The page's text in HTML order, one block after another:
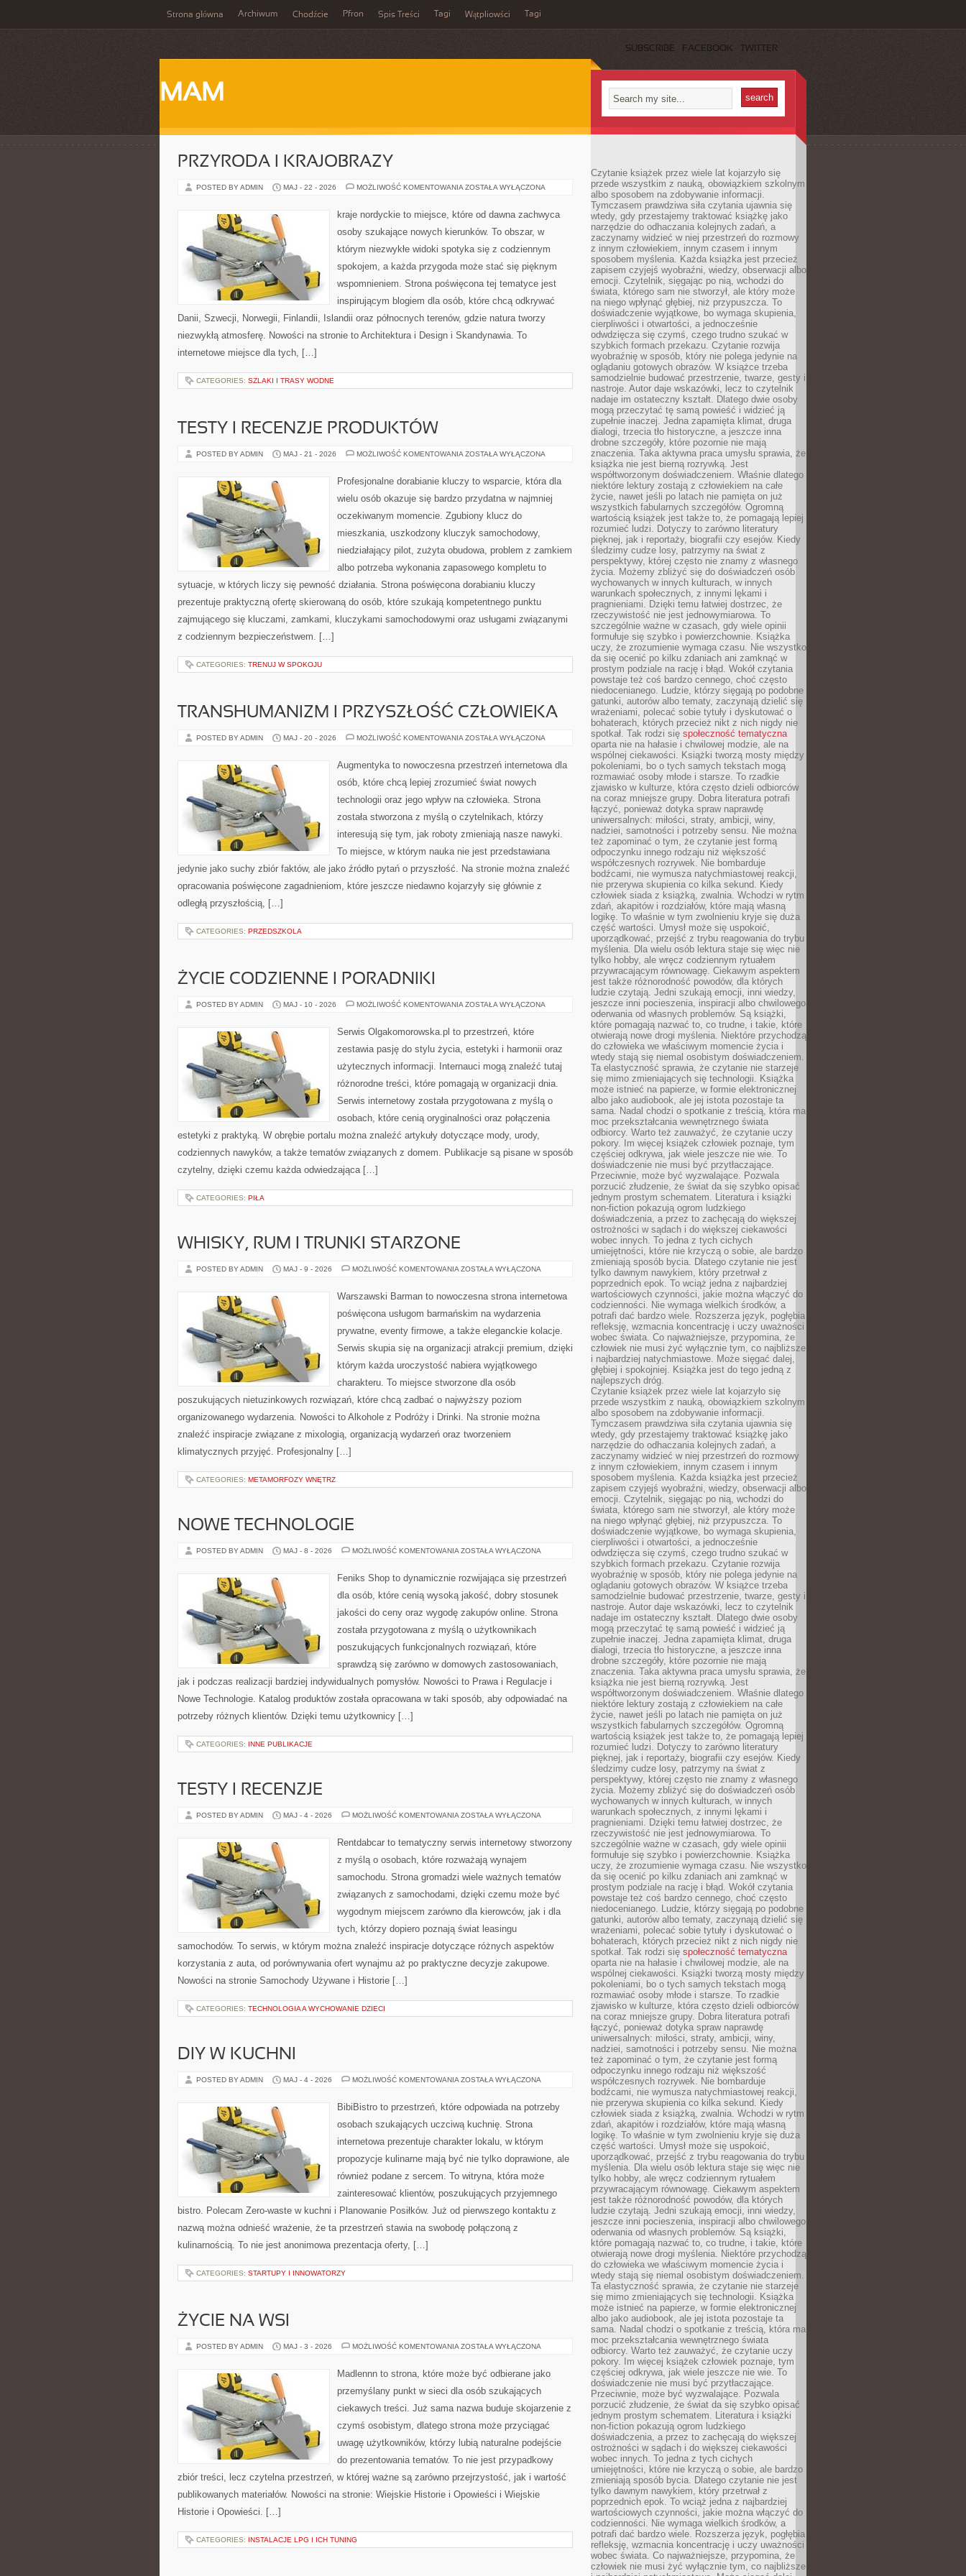
Strona główna Archiwum Chodźcie Pfron Spis Treści Tagi Wątpliowści Tagi
SUBSCRIBE FACEBOOK TWITTER
MAM
PRZYRODA I KRAJOBRAZY
POSTED BY ADMIN MAJ - 22 - 2026 MOŻLIWOŚĆ KOMENTOWANIA PRZYRODA
ZOSTAŁA WYŁĄCZONA
kraje nordyckie to miejsce, które od dawna zachwyca
osoby szukające nowych kierunków. To obszar, w
którym niezwykłe widoki spotyka się z codziennym
spokojem, a każda przygoda może stać się pięknym
wspomnieniem. Strona poświęcona tej tematyce jest
inspirującym blogiem dla osób, które chcą odkrywać
Danii, Szwecji, Norwegii, Finlandii, Islandii oraz północnych terenów, gdzie natura tworzy
niezwykłą atmosferę. Nowości na stronie to Architektura i Design i Skandynawia. To
internetowe miejsce dla tych, […]
CATEGORIES: SZLAKI I TRASY WODNE
TESTY I RECENZJE PRODUKTÓW
POSTED BY ADMIN MAJ - 21 - 2026 MOŻLIWOŚĆ KOMENTOWANIA TESTY
PRODUKTÓW
ZOSTAŁA WYŁĄCZONA
Profesjonalne dorabianie kluczy to wsparcie, która dla
wielu osób okazuje się bardzo przydatna w najmniej
oczekiwanym momencie. Zgubiony klucz do
mieszkania, uszkodzony kluczyk samochodowy,
niedziałający pilot, zużyta obudowa, problem z zamkiem
albo potrzeba wykonania zapasowego kompletu to
sytuacje, w których liczy się pewność działania. Strona poświęcona dorabianiu kluczy
prezentuje praktyczną ofertę skierowaną do osób, które szukają kompetentnego punktu
zajmującego się kluczami, zamkami, kluczykami samochodowymi oraz usługami związanymi
z codziennym bezpieczeństwem. […]
CATEGORIES: TRENUJ W SPOKOJU
TRANSHUMANIZM I PRZYSZŁOŚĆ CZŁOWIEKA
POSTED BY ADMIN MAJ - 20 - 2026 MOŻLIWOŚĆ KOMENTOWANIA TRANSHUMANIZM
CZŁOWIEKA
ZOSTAŁA WYŁĄCZONA
Augmentyka to nowoczesna przestrzeń internetowa dla
osób, które chcą lepiej zrozumieć świat nowych
technologii oraz jego wpływ na człowieka. Strona
została stworzona z myślą o czytelnikach, którzy
interesują się tym, jak roboty zmieniają nasze nawyki.
To miejsce, w którym nauka nie jest przedstawiana
jedynie jako suchy zbiór faktów, ale jako źródło pytań o przyszłość. Na stronie można znaleźć
opracowania poświęcone zagadnieniom, które jeszcze niedawno kojarzyły się głównie z
odległą przyszłością, […]
CATEGORIES: PRZEDSZKOLA
ŻYCIE CODZIENNE I PORADNIKI
POSTED BY ADMIN MAJ - 10 - 2026 MOŻLIWOŚĆ KOMENTOWANIA ŻYCIE
PORADNIKI
ZOSTAŁA WYŁĄCZONA
Serwis Olgakomorowska.pl to przestrzeń, które
zestawia pasję do stylu życia, estetyki i harmonii oraz
użytecznych informacji. Internauci mogą znaleźć tutaj
różnorodne treści, które pomagają w organizacji dnia.
Serwis internetowy została przygotowana z myślą o
osobach, które cenią oryginalności oraz połączenia
estetyki z praktyką. W obrębie portalu można znaleźć artykuły dotyczące mody, urody,
codziennych nawyków, a także tematów związanych z domem. Publikacje są pisane w sposób
czytelny, dzięki czemu każda odwiedzająca […]
CATEGORIES: PIŁA
WHISKY, RUM I TRUNKI STARZONE
POSTED BY ADMIN MAJ - 9 - 2026 MOŻLIWOŚĆ KOMENTOWANIA WHISKY,
STARZONE
ZOSTAŁA WYŁĄCZONA
Warszawski Barman to nowoczesna strona internetowa
poświęcona usługom barmańskim na wydarzenia
prywatne, eventy firmowe, a także eleganckie kolacje.
Serwis skupia się na organizacji atrakcji premium, dzięki
którym każda uroczystość nabiera wyjątkowego
charakteru. To miejsce stworzone dla osób
poszukujących nietuzinkowych rozwiązań, które chcą zadbać o najwyższy poziom
organizowanego wydarzenia. Nowości to Alkohole z Podróży i Drinki. Na stronie można
znaleźć inspiracje związane z mixologią, organizacją wydarzeń oraz tworzeniem
klimatycznych przyjęć. Profesjonalny […]
CATEGORIES: METAMORFOZY WNĘTRZ
NOWE TECHNOLOGIE
POSTED BY ADMIN MAJ - 8 - 2026 MOŻLIWOŚĆ KOMENTOWANIA NOWE
ZOSTAŁA WYŁĄCZONA
Feniks Shop to dynamicznie rozwijająca się przestrzeń
dla osób, które cenią wysoką jakość, dobry stosunek
jakości do ceny oraz wygodę zakupów online. Strona
została przygotowana z myślą o użytkownikach
poszukujących funkcjonalnych rozwiązań, które
sprawdzą się zarówno w domowych zastosowaniach,
jak i podczas realizacji bardziej indywidualnych pomysłów. Nowości to Prawa i Regulacje i
Nowe Technologie. Katalog produktów została opracowana w taki sposób, aby odpowiadać na
potrzeby różnych klientów. Dzięki temu użytkownicy […]
CATEGORIES: INNE PUBLIKACJE
TESTY I RECENZJE
POSTED BY ADMIN MAJ - 4 - 2026 MOŻLIWOŚĆ KOMENTOWANIA TESTY
ZOSTAŁA WYŁĄCZONA
Rentdabcar to tematyczny serwis internetowy stworzony
z myślą o osobach, które rozważają wynajem
samochodu. Strona gromadzi wiele ważnych tematów
związanych z samochodami, dzięki czemu może być
wygodnym miejscem zarówno dla kierowców, jak i dla
tych, którzy dopiero poznają świat leasingu
samochodów. To serwis, w którym można znaleźć inspiracje dotyczące różnych aspektów
korzystania z auta, od porównywania ofert wynajmu aż po praktyczne decyzje zakupowe.
Nowości na stronie Samochody Używane i Historie […]
CATEGORIES: TECHNOLOGIA A WYCHOWANIE DZIECI
DIY W KUCHNI
POSTED BY ADMIN MAJ - 4 - 2026 MOŻLIWOŚĆ KOMENTOWANIA DIY
ZOSTAŁA WYŁĄCZONA
BibiBistro to przestrzeń, które odpowiada na potrzeby
osobach szukających uczciwą kuchnię. Strona
internetowa prezentuje charakter lokalu, w którym
propozycje kulinarne mają być nie tylko doprawione, ale
również podane z sercem. To witryna, która może
zainteresować klientów, poszukujących przyjemnego
bistro. Polecam Zero-waste w kuchni i Planowanie Posiłków. Już od pierwszego kontaktu z
nazwą można odnieść wrażenie, że ta przestrzeń stawia na swobodę połączoną z
kulinarnością. To nie jest anonimowa prezentacja oferty, […]
CATEGORIES: STARTUPY I INNOWATORZY
ŻYCIE NA WSI
POSTED BY ADMIN MAJ - 3 - 2026 MOŻLIWOŚĆ KOMENTOWANIA ŻYCIE
ZOSTAŁA WYŁĄCZONA
Madlennn to strona, które może być odbierane jako
przemyślany punkt w sieci dla osób szukających
ciekawych treści. Już sama nazwa buduje skojarzenie z
czymś osobistym, dlatego strona może przyciągać
uwagę użytkowników, którzy lubią naturalne podejście
do prezentowania tematów. To nie jest przypadkowy
zbiór treści, lecz czytelna przestrzeń, w której ważne są zarówno przejrzystość, jak i wartość
publikowanych materiałów. Nowości na stronie: Wiejskie Historie i Opowieści i Wiejskie
Historie i Opowieści. […]
CATEGORIES: INSTALACJE LPG I ICH TUNING
Czytanie książek przez wiele lat kojarzyło się
przede wszystkim z nauką, obowiązkiem szkolnym
albo sposobem na zdobywanie informacji.
Tymczasem prawdziwa siła czytania ujawnia się
wtedy, gdy przestajemy traktować książkę jako
narzędzie do odhaczania kolejnych zadań, a
zaczynamy widzieć w niej przestrzeń do rozmowy
z innym człowiekiem, innym czasem i innym
sposobem myślenia. Każda książka jest przecież
zapisem czyjejś wyobraźni, wiedzy, obserwacji albo
emocji. Czytelnik, sięgając po nią, wchodzi do
świata, którego sam nie stworzył, ale który może
na niego wpłynąć głębiej, niż przypuszcza. To
doświadczenie wyjątkowe, bo wymaga skupienia,
cierpliwości i otwartości, a jednocześnie
odwdzięcza się czymś, czego trudno szukać w
szybkich formach przekazu. Czytanie rozwija
wyobraźnię w sposób, który nie polega jedynie na
oglądaniu gotowych obrazów. W książce trzeba
samodzielnie budować przestrzenie, twarze, gesty i
nastroje. Autor daje wskazówki, lecz to czytelnik
nadaje im ostateczny kształt. Dlatego dwie osoby
mogą przeczytać tę samą powieść i widzieć ją
zupełnie inaczej. Jedna zapamięta klimat, druga
dialogi, trzecia tło historyczne, a jeszcze inna
drobne szczegóły, które pozornie nie mają
znaczenia. Taka aktywna praca umysłu sprawia, że
książka nie jest bierną rozrywką. Jest
współtworzonym doświadczeniem. Właśnie dlatego
niektóre lektury zostają z człowiekiem na całe
życie, nawet jeśli po latach nie pamięta on już
wszystkich fabularnych szczegółów. Ogromną
wartością książek jest także to, że pomagają lepiej
rozumieć ludzi. Dotyczy to zarówno literatury
pięknej, jak i reportaży, biografii czy esejów. Kiedy
śledzimy cudze losy, patrzymy na świat z
perspektywy, której często nie znamy z własnego
życia. Możemy zbliżyć się do doświadczeń osób
wychowanych w innych kulturach, w innych
warunkach społecznych, z innymi lękami i
pragnieniami. Dzięki temu łatwiej dostrzec, że
rzeczywistość nie jest jednowymiarowa. To
szczególnie ważne w czasach, gdy wiele opinii
formułuje się szybko i powierzchownie. Książka
uczy, że zrozumienie wymaga czasu. Nie wszystko
da się ocenić po kilku zdaniach ani zamknąć w
prostym podziale na rację i błąd. Wokół czytania
powstaje też coś bardzo cennego, choć często
niedocenianego. Ludzie, którzy sięgają po podobne
gatunki, autorów albo tematy, zaczynają dzielić się
wrażeniami, polecać sobie tytuły i dyskutować o
bohaterach, których przecież nikt z nich nigdy nie
spotkał. Tak rodzi się społeczność tematyczna
oparta nie na hałasie i chwilowej modzie, ale na
wspólnej ciekawości. Książki tworzą mosty między
pokoleniami, bo o tych samych tekstach mogą
rozmawiać osoby młode i starsze. To rzadkie
zjawisko w kulturze, która często dzieli odbiorców
na coraz mniejsze grupy. Dobra literatura potrafi
łączyć, ponieważ dotyka spraw naprawdę
uniwersalnych: miłości, straty, ambicji, winy,
nadziei, samotności i potrzeby sensu. Nie można
też zapominać o tym, że czytanie jest formą
odpoczynku innego rodzaju niż większość
współczesnych rozrywek. Nie bombarduje
bodźcami, nie wymusza natychmiastowej reakcji,
nie przerywa skupienia co kilka sekund. Kiedy
człowiek siada z książką, zwalnia. Wchodzi w rytm
zdań, akapitów i rozdziałów, które mają własną
logikę. To właśnie w tym zwolnieniu kryje się duża
część wartości. Umysł może się uspokoić,
uporządkować, przejść z trybu reagowania do trybu
myślenia. Dla wielu osób lektura staje się więc nie
tylko hobby, ale wręcz codziennym rytuałem
przywracającym równowagę. Ciekawym aspektem
jest także różnorodność powodów, dla których
ludzie czytają. Jedni szukają emocji, inni wiedzy,
jeszcze inni pocieszenia, inspiracji albo chwilowego
oderwania od własnych problemów. Są książki,
które pomagają nazwać to, co trudne, i takie, które
otwierają nowe drogi myślenia. Niektóre przychodzą
do człowieka we właściwym momencie życia i
wtedy stają się niemal osobistym doświadczeniem.
Ta elastyczność sprawia, że czytanie nie starzeje
się mimo zmieniających się technologii. Książka
może istnieć na papierze, w formie elektronicznej
albo jako audiobook, ale jej istota pozostaje ta
sama. Nadal chodzi o spotkanie z treścią, która ma
moc przekształcania wewnętrznego świata
odbiorcy. Warto też zauważyć, że czytanie uczy
pokory. Im więcej książek człowiek poznaje, tym
częściej odkrywa, jak wiele jeszcze nie wie. To
doświadczenie nie musi być przytłaczające.
Przeciwnie, może być wyzwalające. Pozwala
porzucić złudzenie, że świat da się szybko opisać
jednym prostym schematem. Literatura i książki
non-fiction pokazują ogrom ludzkiego
doświadczenia, a przez to zachęcają do większej
ostrożności w sądach i do większej ciekawości
wobec innych. To jedna z tych cichych
umiejętności, które nie krzyczą o sobie, ale bardzo
zmieniają sposób bycia. Dlatego czytanie nie jest
tylko dawnym nawykiem, który przetrwał z
poprzednich epok. To wciąż jedna z najbardziej
wartościowych czynności, jakie można włączyć do
codzienności. Nie wymaga wielkich środków, a
potrafi dać bardzo wiele. Rozszerza język, pogłębia
refleksję, wzmacnia koncentrację i uczy uważności
wobec świata. Co najważniejsze, przypomina, że
człowiek nie musi żyć wyłącznie tym, co najbliższe
i najbardziej natychmiastowe. Może sięgać dalej,
głębiej i spokojniej. Książka jest do tego jedną z
najlepszych dróg.
Czytanie książek przez wiele lat kojarzyło się
przede wszystkim z nauką, obowiązkiem szkolnym
albo sposobem na zdobywanie informacji.
Tymczasem prawdziwa siła czytania ujawnia się
wtedy, gdy przestajemy traktować książkę jako
narzędzie do odhaczania kolejnych zadań, a
zaczynamy widzieć w niej przestrzeń do rozmowy
z innym człowiekiem, innym czasem i innym
sposobem myślenia. Każda książka jest przecież
zapisem czyjejś wyobraźni, wiedzy, obserwacji albo
emocji. Czytelnik, sięgając po nią, wchodzi do
świata, którego sam nie stworzył, ale który może
na niego wpłynąć głębiej, niż przypuszcza. To
doświadczenie wyjątkowe, bo wymaga skupienia,
cierpliwości i otwartości, a jednocześnie
odwdzięcza się czymś, czego trudno szukać w
szybkich formach przekazu. Czytanie rozwija
wyobraźnię w sposób, który nie polega jedynie na
oglądaniu gotowych obrazów. W książce trzeba
samodzielnie budować przestrzenie, twarze, gesty i
nastroje. Autor daje wskazówki, lecz to czytelnik
nadaje im ostateczny kształt. Dlatego dwie osoby
mogą przeczytać tę samą powieść i widzieć ją
zupełnie inaczej. Jedna zapamięta klimat, druga
dialogi, trzecia tło historyczne, a jeszcze inna
drobne szczegóły, które pozornie nie mają
znaczenia. Taka aktywna praca umysłu sprawia, że
książka nie jest bierną rozrywką. Jest
współtworzonym doświadczeniem. Właśnie dlatego
niektóre lektury zostają z człowiekiem na całe
życie, nawet jeśli po latach nie pamięta on już
wszystkich fabularnych szczegółów. Ogromną
wartością książek jest także to, że pomagają lepiej
rozumieć ludzi. Dotyczy to zarówno literatury
pięknej, jak i reportaży, biografii czy esejów. Kiedy
śledzimy cudze losy, patrzymy na świat z
perspektywy, której często nie znamy z własnego
życia. Możemy zbliżyć się do doświadczeń osób
wychowanych w innych kulturach, w innych
warunkach społecznych, z innymi lękami i
pragnieniami. Dzięki temu łatwiej dostrzec, że
rzeczywistość nie jest jednowymiarowa. To
szczególnie ważne w czasach, gdy wiele opinii
formułuje się szybko i powierzchownie. Książka
uczy, że zrozumienie wymaga czasu. Nie wszystko
da się ocenić po kilku zdaniach ani zamknąć w
prostym podziale na rację i błąd. Wokół czytania
powstaje też coś bardzo cennego, choć często
niedocenianego. Ludzie, którzy sięgają po podobne
gatunki, autorów albo tematy, zaczynają dzielić się
wrażeniami, polecać sobie tytuły i dyskutować o
bohaterach, których przecież nikt z nich nigdy nie
spotkał. Tak rodzi się społeczność tematyczna
oparta nie na hałasie i chwilowej modzie, ale na
wspólnej ciekawości. Książki tworzą mosty między
pokoleniami, bo o tych samych tekstach mogą
rozmawiać osoby młode i starsze. To rzadkie
zjawisko w kulturze, która często dzieli odbiorców
na coraz mniejsze grupy. Dobra literatura potrafi
łączyć, ponieważ dotyka spraw naprawdę
uniwersalnych: miłości, straty, ambicji, winy,
nadziei, samotności i potrzeby sensu. Nie można
też zapominać o tym, że czytanie jest formą
odpoczynku innego rodzaju niż większość
współczesnych rozrywek. Nie bombarduje
bodźcami, nie wymusza natychmiastowej reakcji,
nie przerywa skupienia co kilka sekund. Kiedy
człowiek siada z książką, zwalnia. Wchodzi w rytm
zdań, akapitów i rozdziałów, które mają własną
logikę. To właśnie w tym zwolnieniu kryje się duża
część wartości. Umysł może się uspokoić,
uporządkować, przejść z trybu reagowania do trybu
myślenia. Dla wielu osób lektura staje się więc nie
tylko hobby, ale wręcz codziennym rytuałem
przywracającym równowagę. Ciekawym aspektem
jest także różnorodność powodów, dla których
ludzie czytają. Jedni szukają emocji, inni wiedzy,
jeszcze inni pocieszenia, inspiracji albo chwilowego
oderwania od własnych problemów. Są książki,
które pomagają nazwać to, co trudne, i takie, które
otwierają nowe drogi myślenia. Niektóre przychodzą
do człowieka we właściwym momencie życia i
wtedy stają się niemal osobistym doświadczeniem.
Ta elastyczność sprawia, że czytanie nie starzeje
się mimo zmieniających się technologii. Książka
może istnieć na papierze, w formie elektronicznej
albo jako audiobook, ale jej istota pozostaje ta
sama. Nadal chodzi o spotkanie z treścią, która ma
moc przekształcania wewnętrznego świata
odbiorcy. Warto też zauważyć, że czytanie uczy
pokory. Im więcej książek człowiek poznaje, tym
częściej odkrywa, jak wiele jeszcze nie wie. To
doświadczenie nie musi być przytłaczające.
Przeciwnie, może być wyzwalające. Pozwala
porzucić złudzenie, że świat da się szybko opisać
jednym prostym schematem. Literatura i książki
non-fiction pokazują ogrom ludzkiego
doświadczenia, a przez to zachęcają do większej
ostrożności w sądach i do większej ciekawości
wobec innych. To jedna z tych cichych
umiejętności, które nie krzyczą o sobie, ale bardzo
zmieniają sposób bycia. Dlatego czytanie nie jest
tylko dawnym nawykiem, który przetrwał z
poprzednich epok. To wciąż jedna z najbardziej
wartościowych czynności, jakie można włączyć do
codzienności. Nie wymaga wielkich środków, a
potrafi dać bardzo wiele. Rozszerza język, pogłębia
refleksję, wzmacnia koncentrację i uczy uważności
wobec świata. Co najważniejsze, przypomina, że
człowiek nie musi żyć wyłącznie tym, co najbliższe